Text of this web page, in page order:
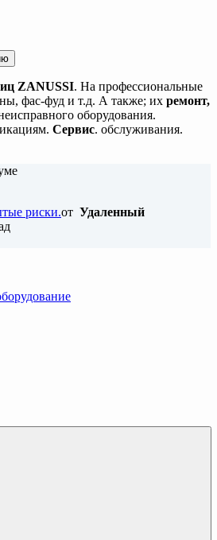
ZANUSSI. На профессиональные
фас-фуд и т.д. А также; их ремонт,
оборудования.
Сервис. обслуживания.
риски.от Удаленный